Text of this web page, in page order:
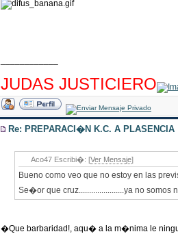
JUDAS JUSTICIERO
Re: PREPARACI�N K.C. A PLASENCIA
Aco47 Escribi�: [Ver Mensaje]
Bueno como veo que no estoy en las
Se�or que cruz......................ya no somos
�Que barbaridad!, aqu� a la m�nima le